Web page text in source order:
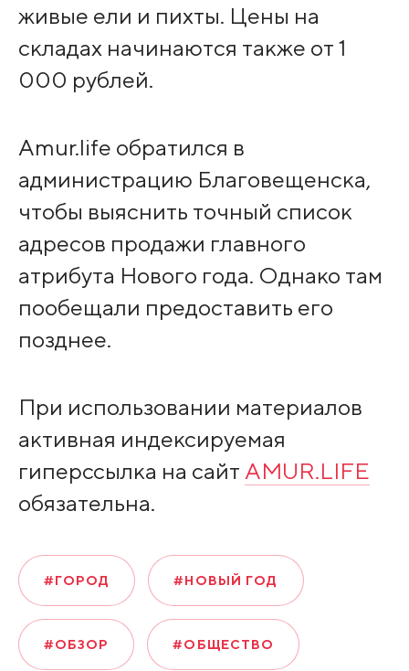
живые ели и пихты. Цены на
складах начинаются также от 1
000 рублей.
Amur.life обратился в
администрацию Благовещенска,
чтобы выяснить точный список
адресов продажи главного
атрибута Нового года. Однако там
пообещали предоставить его
позднее.
При использовании материалов
активная индексируемая
гиперссылка на сайт AMUR.LIFE
обязательна.
#ГОРОД #НОВЫЙ ГОД
#ОБЗОР #ОБЩЕСТВО